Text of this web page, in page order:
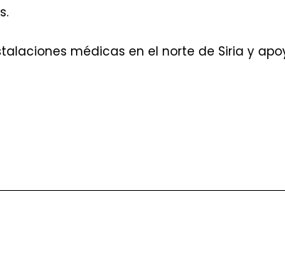
médicas en el norte de Siria y